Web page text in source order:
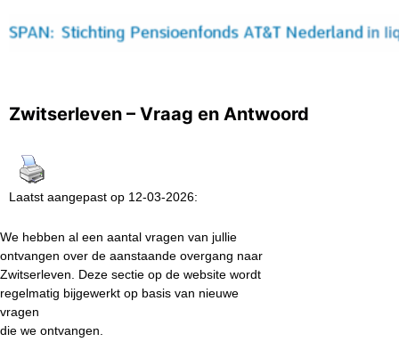
Zwitserleven – Vraag en Antwoord
Laatst aangepast op 12-03-2026:
We hebben al een aantal vragen van jullie
ontvangen over de aanstaande overgang naar
Zwitserleven. Deze sectie op de website wordt
regelmatig bijgewerkt op basis van nieuwe
vragen
die we ontvangen.